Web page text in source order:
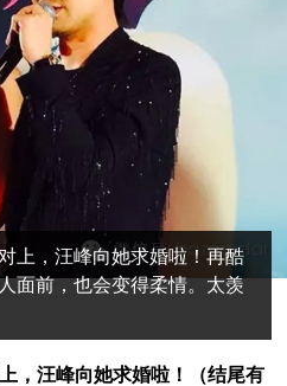
上，汪峰向她求婚啦！再酷
面前，也会变得柔情。太羡
，汪峰向她求婚啦！（结尾有